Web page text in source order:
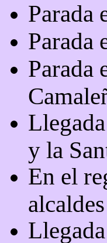
Parada
Parada
Parada
y la
En el